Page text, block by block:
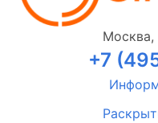
Москва,
+7